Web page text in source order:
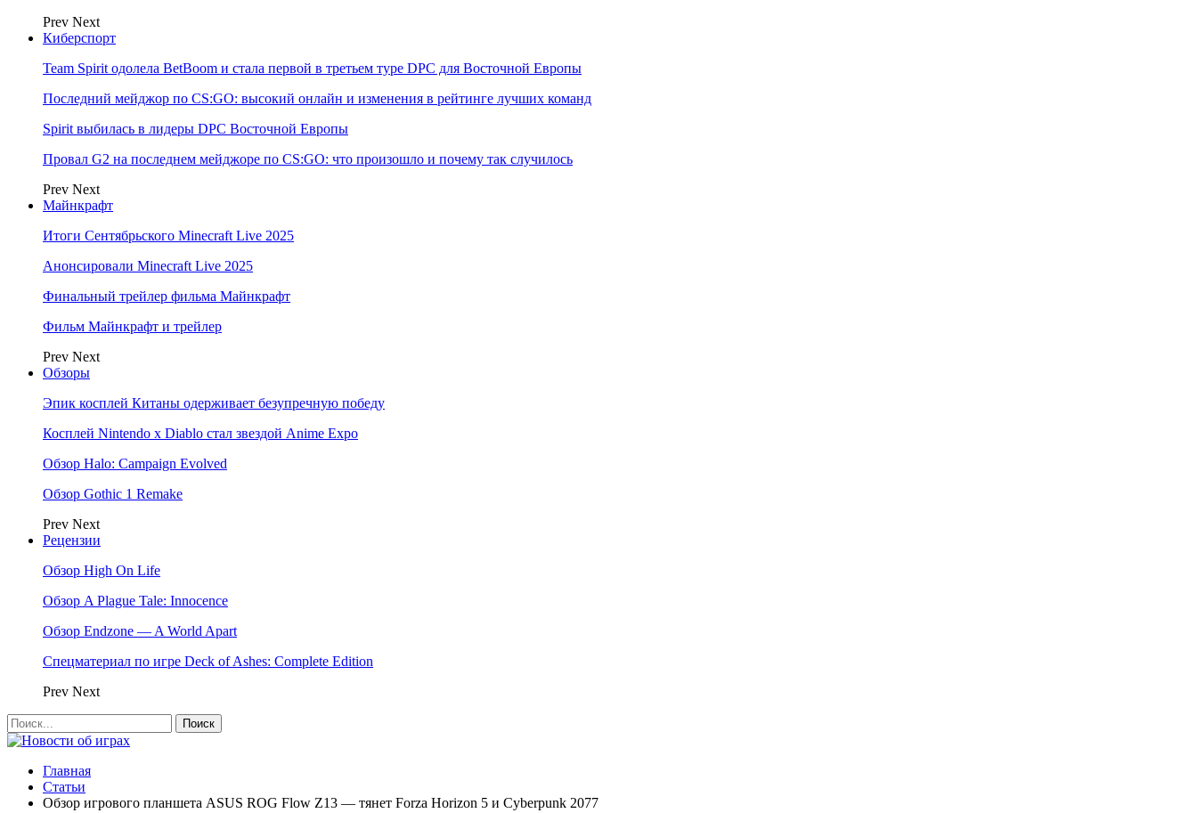
Prev Next
Киберспорт
Team Spirit одолела BetBoom и стала первой в третьем туре DPC для Восточной Европы
Последний мейджор по CS:GO: высокий онлайн и изменения в рейтинге лучших команд
Spirit выбилась в лидеры DPC Восточной Европы
Провал G2 на последнем мейджоре по CS:GO: что произошло и почему так случилось
Prev Next
Майнкрафт
Итоги Сентябрьского Minecraft Live 2025
Анонсировали Minecraft Live 2025
Финальный трейлер фильма Майнкрафт
Фильм Майнкрафт и трейлер
Prev Next
Обзоры
Эпик косплей Китаны одерживает безупречную победу
Косплей Nintendo x Diablo стал звездой Anime Expo
Обзор Halo: Campaign Evolved
Обзор Gothic 1 Remake
Prev Next
Рецензии
Обзор High On Life
Обзор A Plague Tale: Innocence
Обзор Endzone — A World Apart
Спецматериал по игре Deck of Ashes: Complete Edition
Prev Next
Главная
Статьи
Обзор игрового планшета ASUS ROG Flow Z13 — тянет Forza Horizon 5 и Cyberpunk 2077